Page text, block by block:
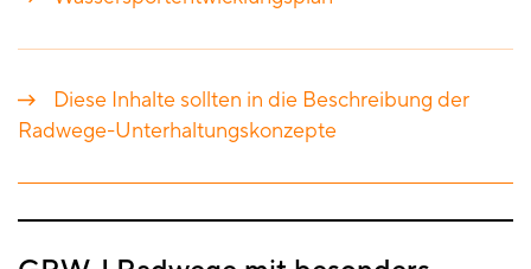
Diese Inhalte sollten in die Beschreibung der
Radwege-Unterhaltungskonzepte